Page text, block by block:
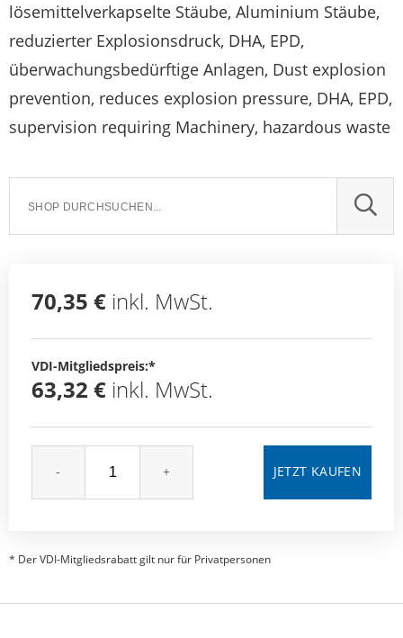
lösemittelverkapselte Stäube, Aluminium Stäube,
reduzierter Explosionsdruck, DHA, EPD,
überwachungsbedürftige Anlagen, Dust explosion
prevention, reduces explosion pressure, DHA, EPD,
supervision requiring Machinery, hazardous waste
70,35 € inkl. MwSt.
VDI-Mitgliedspreis:*
63,32 € inkl. MwSt.
- +
* Der VDI-Mitgliedsrabatt gilt nur für Privatpersonen